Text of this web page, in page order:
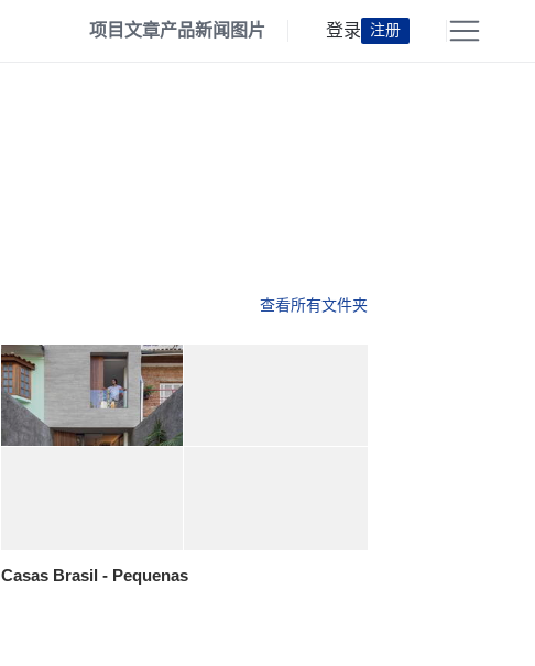
项目文章产品新闻 图片 登录 注册
查看所有文件夹
Casas Brasil - Pequenas